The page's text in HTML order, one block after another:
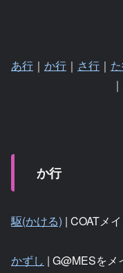
あ行 ｜ か行 ｜ さ行 ｜
｜
か行
駆(かける) | COATメ
かずし | G@MESを